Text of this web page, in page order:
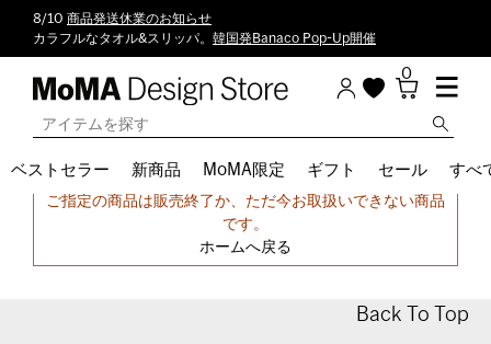
8/10 商品発送休業のお知らせ
カラフルなタオル&スリッパ。 韓国発Banaco Pop-Up開催
0
ベストセラー 新商品 MoMA限定 ギフト セール すべ
申し訳ございません。
ご指定の商品は販売終了か、ただ今お取扱いできない商品
です。
ホームへ戻る
Back To Top